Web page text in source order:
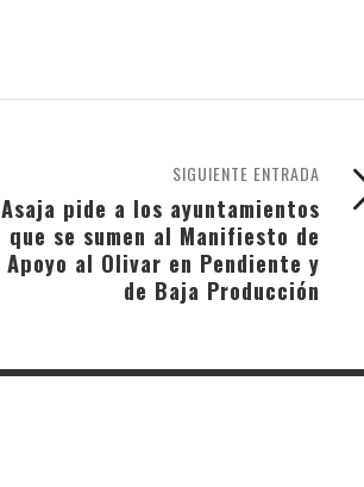
SIGUIENTE ENTRADA
Asaja pide a los ayuntamientos
que se sumen al Manifiesto de
Apoyo al Olivar en Pendiente y
de Baja Producción